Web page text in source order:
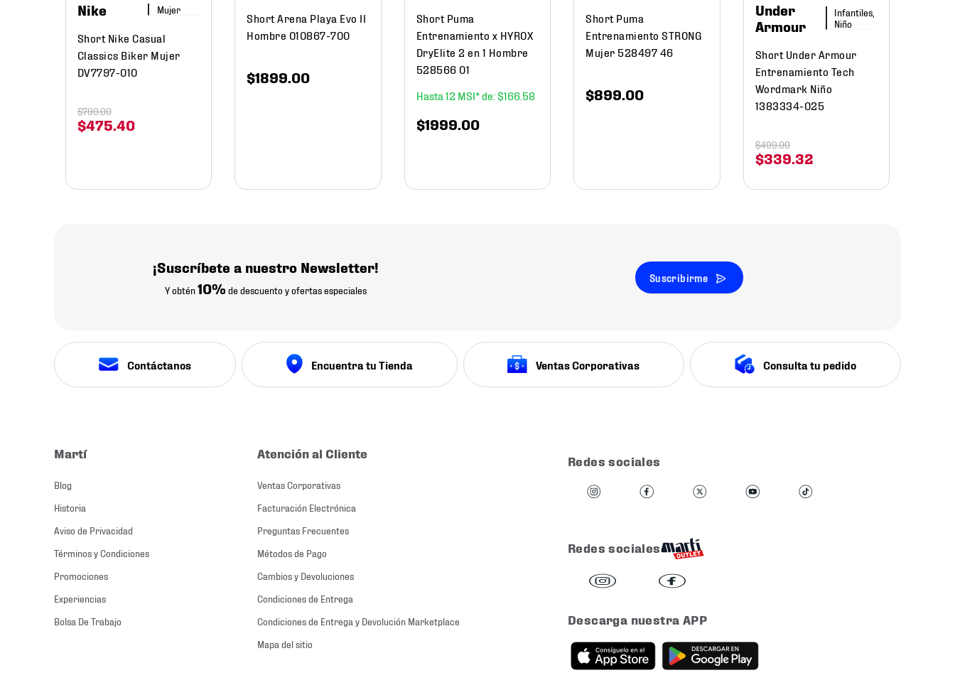
Nike Mujer
Short Nike Casual
Classics Biker Mujer
DV7797-010
$475.40
$799.00
Short Arena Playa Evo II
Hombre 010867-700
$1899.00
Short Puma
Entrenamiento x HYROX
DryElite 2 en 1 Hombre
528566 01
12
$166. 58
$1999.00
Short Puma
Entrenamiento STRONG
Mujer 528497 46
$899.00
Under
Armour
Infantiles,
Niño
Short Under Armour
Entrenamiento Tech
Wordmark Niño
1383334-025
$339.32
$499.00
¡Suscríbete a nuestro Newsletter!
Y obtén10% de descuento y ofertas especiales
Suscribirme
Contáctanos Encuentra tu Tienda Ventas Corporativas Consulta tu pedido
Martí
Blog
Historia
Aviso de Privacidad
Términos y Condiciones
Promociones
Experiencias
Bolsa De Trabajo
Atención al Cliente
Ventas Corporativas
Facturación Electrónica
Preguntas Frecuentes
Métodos de Pago
Cambios y Devoluciones
Condiciones de Entrega
Condiciones de Entrega y Devolución Marketplace
Mapa del sitio
Redes sociales
Redes sociales
Descarga nuestra APP